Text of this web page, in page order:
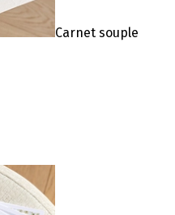
Carnet souple